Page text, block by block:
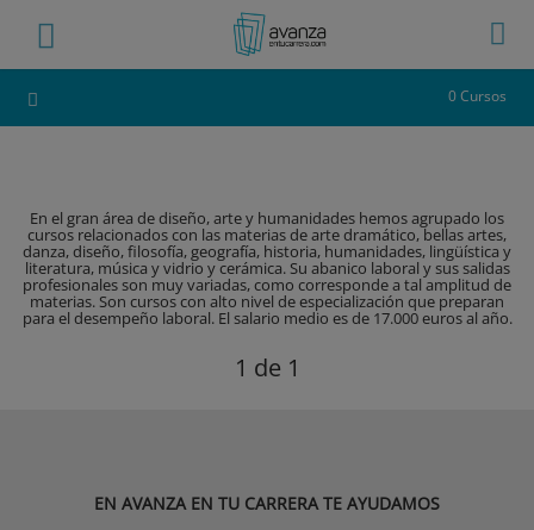
0 Cursos
En el gran área de diseño, arte y humanidades hemos agrupado los
cursos relacionados con las materias de arte dramático, bellas artes,
danza, diseño, filosofía, geografía, historia, humanidades, lingüística y
literatura, música y vidrio y cerámica. Su abanico laboral y sus salidas
profesionales son muy variadas, como corresponde a tal amplitud de
materias. Son cursos con alto nivel de especialización que preparan
para el desempeño laboral. El salario medio es de 17.000 euros al año.
1 de 1
EN AVANZA EN TU CARRERA TE AYUDAMOS